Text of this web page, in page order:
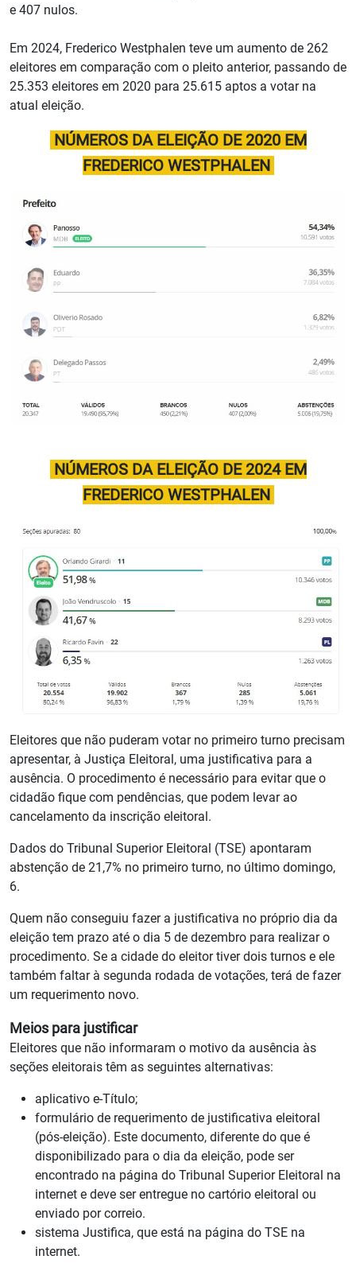
e 407 nulos.
Em 2024, Frederico Westphalen teve um aumento de 262
eleitores em comparação com o pleito anterior, passando de
25.353 eleitores em 2020 para 25.615 aptos a votar na
atual eleição.
NÚMEROS DA ELEIÇÃO DE 2020 EM
FREDERICO WESTPHALEN
NÚMEROS DA ELEIÇÃO DE 2024 EM
FREDERICO WESTPHALEN
Eleitores que não puderam votar no primeiro turno precisam
apresentar, à Justiça Eleitoral, uma justificativa para a
ausência. O procedimento é necessário para evitar que o
cidadão fique com pendências, que podem levar ao
cancelamento da inscrição eleitoral.
Dados do Tribunal Superior Eleitoral (TSE) apontaram
abstenção de 21,7% no primeiro turno, no último domingo,
6.
Quem não conseguiu fazer a justificativa no próprio dia da
eleição tem prazo até o dia 5 de dezembro para realizar o
procedimento. Se a cidade do eleitor tiver dois turnos e ele
também faltar à segunda rodada de votações, terá de fazer
um requerimento novo.
Meios para justificar
Eleitores que não informaram o motivo da ausência às
seções eleitorais têm as seguintes alternativas:
aplicativo e-Título;
formulário de requerimento de justificativa eleitoral
(pós-eleição). Este documento, diferente do que é
disponibilizado para o dia da eleição, pode ser
encontrado na página do Tribunal Superior Eleitoral na
internet e deve ser entregue no cartório eleitoral ou
enviado por correio.
sistema Justifica, que está na página do TSE na
internet.